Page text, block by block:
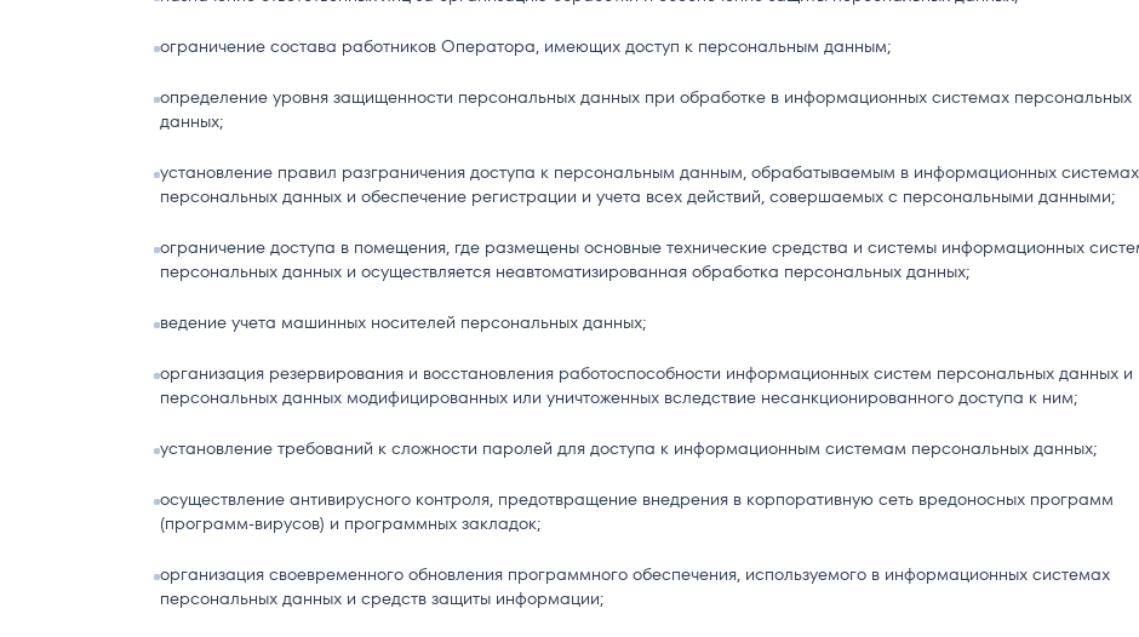
ограничение состава работников Оператора, имеющих доступ к персональным данным;
определение уровня защищенности персональных данных при обработке в информационных системах персональных
данных;
установление правил разграничения доступа к персональным данным, обрабатываемым в информационных системах
персональных данных и обеспечение регистрации и учета всех действий, совершаемых с персональными данными;
ограничение доступа в помещения, где размещены основные технические средства и системы информационных
персональных данных и осуществляется неавтоматизированная обработка персональных данных;
ведение учета машинных носителей персональных данных;
организация резервирования и восстановления работоспособности информационных систем персональных данных и
персональных данных модифицированных или уничтоженных вследствие несанкционированного доступа к ним;
установление требований к сложности паролей для доступа к информационным системам персональных данных;
осуществление антивирусного контроля, предотвращение внедрения в корпоративную сеть вредоносных программ
(программ-вирусов) и программных закладок;
организация своевременного обновления программного обеспечения, используемого в информационных системах
персональных данных и средств защиты информации;